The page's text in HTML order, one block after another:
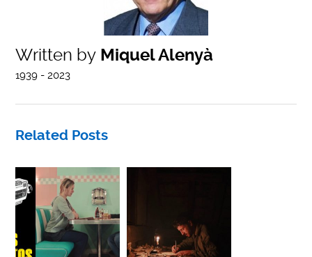
Written by Miquel Alenyà
1939 - 2023
Related Posts